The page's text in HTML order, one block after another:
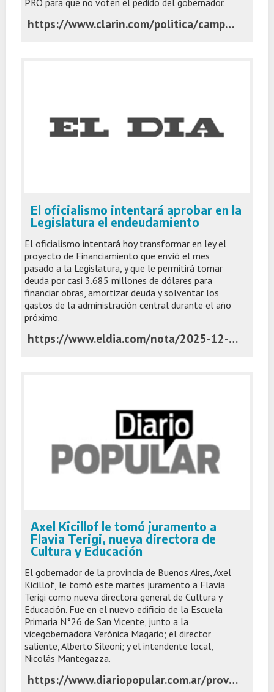
https://www.clarin.com/politica/campora-suma-exigencia-estira-incertidumbre-pedido-endeudamiento-kicillof_0_VA19XITnFR.html
El oficialismo intentará aprobar en la
Legislatura el endeudamiento
El oficialismo intentará hoy transformar en ley el
proyecto de Financiamiento que envió el mes
pasado a la Legislatura, y que le permitirá tomar
deuda por casi 3.685 millones de dólares para
financiar obras, amortizar deuda y solventar los
gastos de la administración central durante el año
próximo.
https://www.eldia.com/nota/2025-12-3-2-23-45-el-oficialismo-intentara-aprobar-en-la-legislatura-el-endeudamiento-politica-y-economia
Axel Kicillof le tomó juramento a
Flavia Terigi, nueva directora de
Cultura y Educación
El gobernador de la provincia de Buenos Aires, Axel
Kicillof, le tomó este martes juramento a Flavia
Terigi como nueva directora general de Cultura y
Educación. Fue en el nuevo edificio de la Escuela
Primaria N°26 de San Vicente, junto a la
vicegobernadora Verónica Magario; el director
saliente, Alberto Sileoni; y el intendente local,
Nicolás Mantegazza.
https://www.diariopopular.com.ar/provincia/axel-kicillof-le-tomo-juramento-flavia-terigi-nueva-directora-cultura-y-educacion-n874354